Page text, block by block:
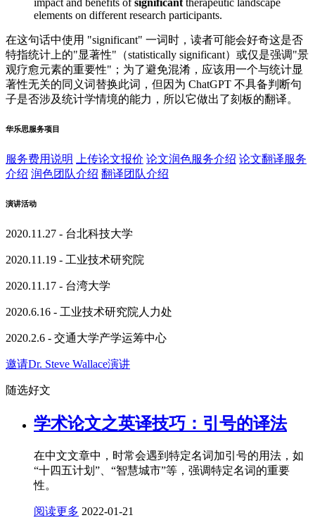
impact and benefits of significant therapeutic landscape
elements on different research participants.
在这句话中使用 "significant" 一词时，读者可能会好奇这是否
特指统计上的"显著性"（statistically significant）或仅是强调"景
观疗愈元素的重要性"；为了避免混淆，应该用一个与统计显
著性无关的同义词替换此词，但因为 ChatGPT 不具备判断句
子是否涉及统计学情境的能力，所以它做出了刻板的翻译。
华乐思服务项目
服务费用说明 上传论文报价 论文润色服务介绍 论文翻译服务
介绍 润色团队介绍 翻译团队介绍
演讲活动
2020.11.27 - 台北科技大学
2020.11.19 - 工业技术研究院
2020.11.17 - 台湾大学
2020.6.16 - 工业技术研究院人力处
2020.2.6 - 交通大学产学运筹中心
邀请Dr. Steve Wallace演讲
随选好文
学术论文之英译技巧：引号的译法
在中文文章中，时常会遇到特定名词加引号的用法，如
“十四五计划”、“智慧城市”等，强调特定名词的重要
性。
阅读更多 2022-01-21